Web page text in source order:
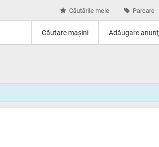
Căutările mele Parcare
Căutare maşini Adăugare anunţ